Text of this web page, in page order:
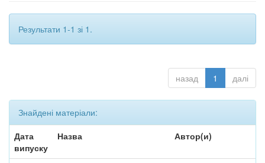
Результати 1-1 зі 1.
назад 1 далі
Знайдені матеріали:
Дата
випуску
Назва Автор(и)